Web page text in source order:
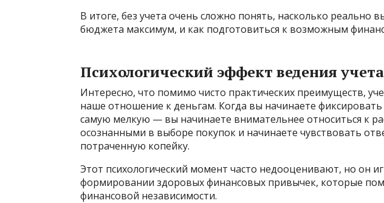
В итоге, без учета очень сложно понять, насколько реально
бюджета максимум, и как подготовиться к возможным
Психологический эффект ведения учета
Интересно, что помимо чисто практических преимуществ,
наше отношение к деньгам. Когда вы начинаете
самую мелкую — вы начинаете внимательнее относиться к
осознанными в выборе покупок и начинаете чувствовать
потраченную копейку.
Этот психологический момент часто недооценивают, но он
формировании здоровых финансовых привычек, которые
финансовой независимости.